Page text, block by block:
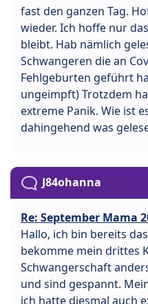
fast den ganzen Tag.
wieder. Ich hoffe nur
bleibt. Hab nämlich
Schwangeren die an
Fehlgeburten geführt
ungeimpft) Trotzdem
extreme Panik. Wie ist
dahingehend was
J84ohanna
Re: September Mama
Hallo, ich bin bereits
bekomme mein drittes
Schwangerschaft
und sind gespannt.
ich hatte diesmal auch